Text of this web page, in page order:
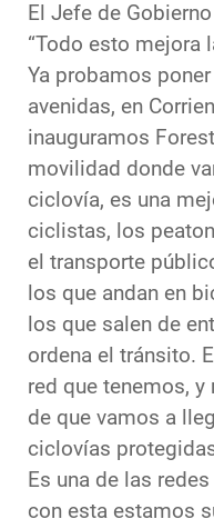
El Jefe de
“Todo esto mejora
Ya probamos
avenidas, en
inauguramos
movilidad donde
ciclovía, es una
ciclistas, los
el transporte
los que andan en
los que salen de
ordena el tránsito.
red que tenemos,
de que vamos a
ciclovías
Es una de las
con esta estamos